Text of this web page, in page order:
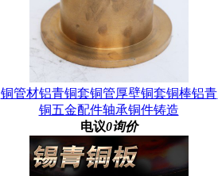
铜管材铝青铜套铜管厚壁铜套铜棒铝青
铜五金配件轴承铜件铸造
电议0询价